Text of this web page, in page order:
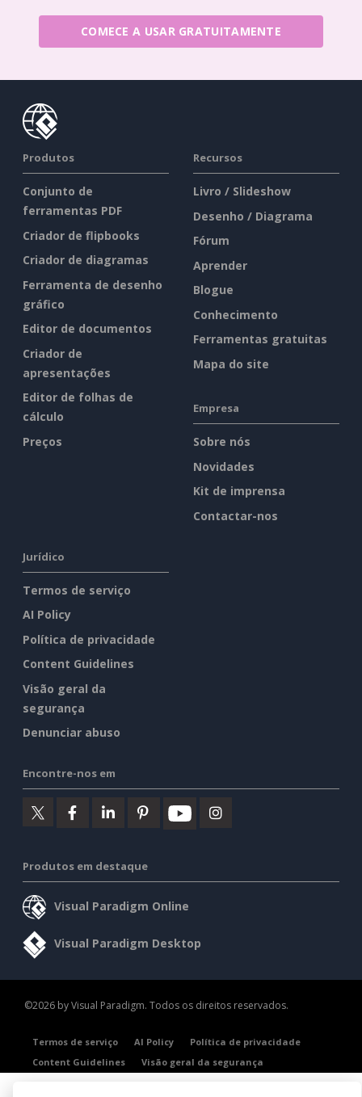
COMECE A USAR GRATUITAMENTE
Produtos
Conjunto de
ferramentas PDF
Criador de flipbooks
Criador de diagramas
Ferramenta de desenho
gráfico
Editor de documentos
Criador de
apresentações
Editor de folhas de
cálculo
Preços
Recursos
Livro / Slideshow
Desenho / Diagrama
Fórum
Aprender
Blogue
Conhecimento
Ferramentas gratuitas
Mapa do site
Empresa
Sobre nós
Novidades
Kit de imprensa
Contactar-nos
Jurídico
Termos de serviço
AI Policy
Política de privacidade
Content Guidelines
Visão geral da
segurança
Denunciar abuso
Encontre-nos em
Produtos em destaque
Visual Paradigm Online
Visual Paradigm Desktop
©2026 by Visual Paradigm. Todos os direitos reservados.
Termos de serviço AI Policy
Política de privacidade
Content Guidelines
Visão geral da segurança